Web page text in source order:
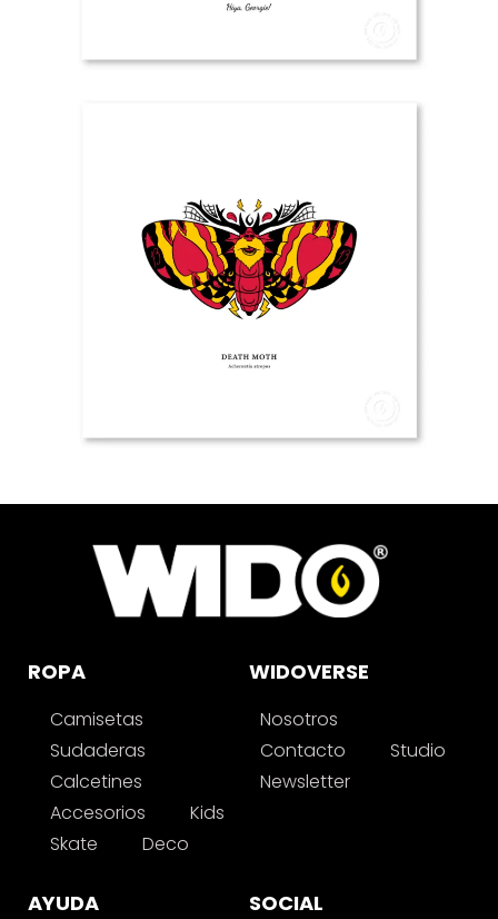
25.00€
Ver más
ROPA
Camisetas
Sudaderas
Calcetines
Accesorios
Kids
Skate
Deco
WIDOVERSE
Nosotros
Contacto
Studio
Newsletter
AYUDA SOCIAL